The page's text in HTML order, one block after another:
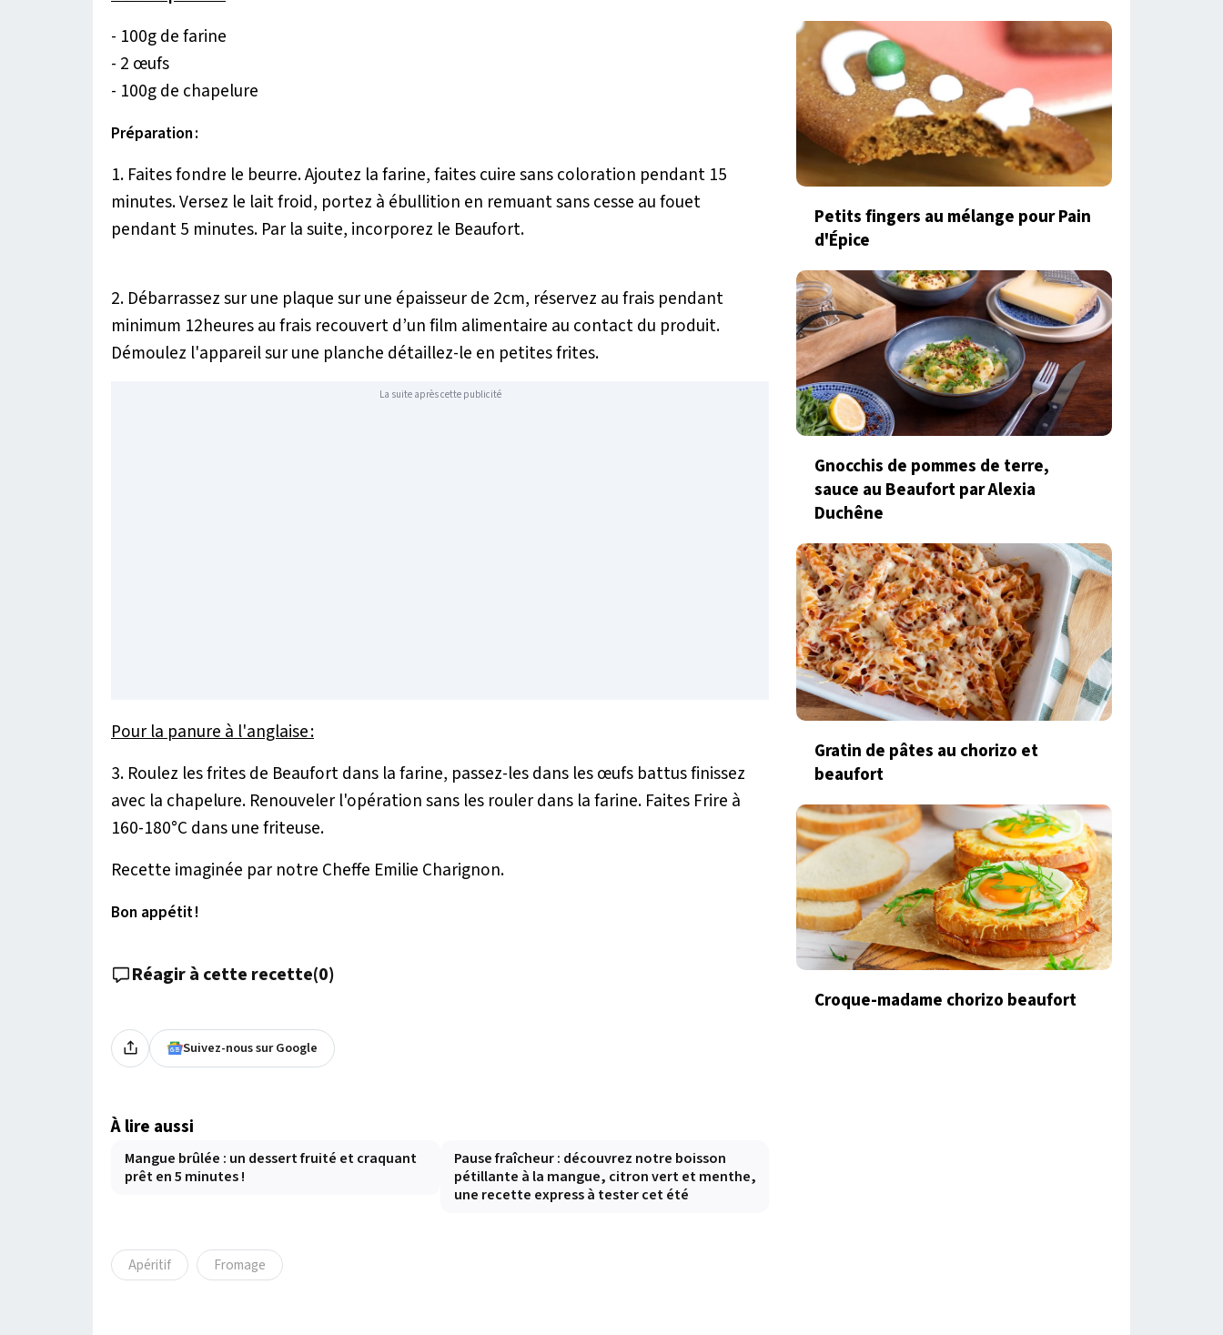
- 100g de farine
- 2 œufs
- 100g de chapelure
Préparation :
1. Faites fondre le beurre. Ajoutez la farine, faites cuire sans coloration pendant 15
minutes. Versez le lait froid, portez à ébullition en remuant sans cesse au fouet
pendant 5 minutes. Par la suite, incorporez le Beaufort.
2. Débarrassez sur une plaque sur une épaisseur de 2cm, réservez au frais pendant
minimum 12heures au frais recouvert d’un film alimentaire au contact du produit.
Démoulez l'appareil sur une planche détaillez-le en petites frites.
La suite après cette publicité
Pour la panure à l'anglaise :
3. Roulez les frites de Beaufort dans la farine, passez-les dans les œufs battus finissez
avec la chapelure. Renouveler l'opération sans les rouler dans la farine. Faites Frire à
160-180°C dans une friteuse.
Recette imaginée par notre Cheffe Emilie Charignon.
Bon appétit !
Réagir à cette recette(0)
Suivez-nous sur Google
À lire aussi
Mangue brûlée : un dessert fruité et craquant
prêt en 5 minutes !
Pause fraîcheur : découvrez notre boisson
pétillante à la mangue, citron vert et menthe,
une recette express à tester cet été
Apéritif Fromage
Petits fingers au mélange pour Pain
d'Épice
Gnocchis de pommes de terre,
sauce au Beaufort par Alexia
Duchêne
Gratin de pâtes au chorizo et
beaufort
Croque-madame chorizo beaufort